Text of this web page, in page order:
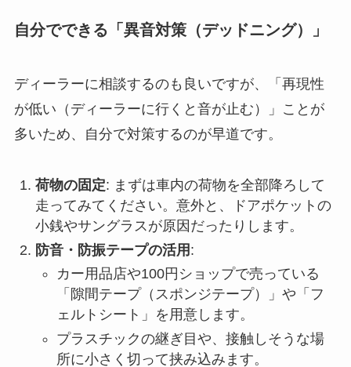
自分でできる「異音対策（デッドニング）」
ディーラーに相談するのも良いですが、「再現性
が低い（ディーラーに行くと音が止む）」ことが
多いため、自分で対策するのが早道です。
荷物の固定: まずは車内の荷物を全部降ろして
走ってみてください。意外と、ドアポケットの
小銭やサングラスが原因だったりします。
防音・防振テープの活用 :
カー用品店や100円ショップで売っている
「隙間テープ（スポンジテープ）」や「フ
ェルトシート」を用意します。
プラスチックの継ぎ目や、接触しそうな場
所に小さく切って挟み込みます。